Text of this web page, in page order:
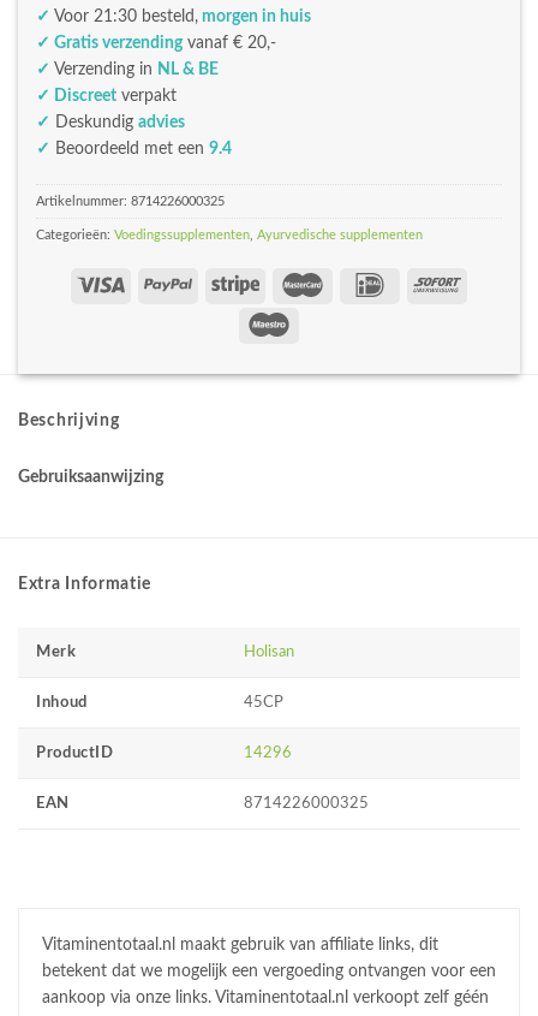
✓ Voor 21:30 besteld, morgen in huis
✓ Gratis verzendingvanaf € 20,-
✓ Verzending in NL & BE
✓ Discreet verpakt
✓
Deskundig advies
✓ Beoordeeld met een 9.4
Artikelnummer: 8714226000325
Categorieën: Voedingssupplementen Ayurvedische supplementen
Beschrijving
Gebruiksaanwijzing
Extra Informatie
Merk Holisan
Inhoud 45CP
ProductID 14296
EAN 8714226000325
Vitaminentotaal.nl maakt gebruik van affiliate links, dit
betekent dat we mogelijk een vergoeding ontvangen voor een
aankoop via onze links. Vitaminentotaal.nl verkoopt zelf géén